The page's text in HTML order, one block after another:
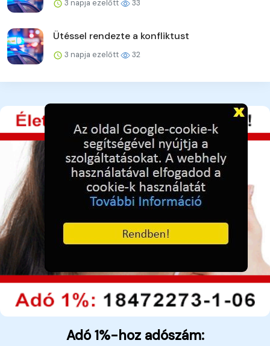
3 napja ezelőtt 33
Ütéssel rendezte a konfliktust
3 napja ezelőtt 32
Adó 1%-hoz adószám: